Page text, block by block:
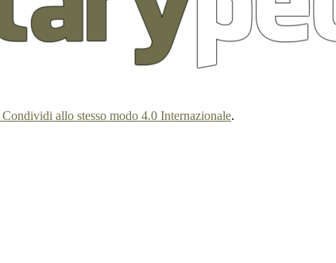
allo stesso modo 4.0 Internazionale.